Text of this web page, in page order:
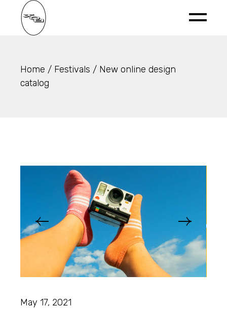
Home Festivals
New online design
catalog
May 17, 2021